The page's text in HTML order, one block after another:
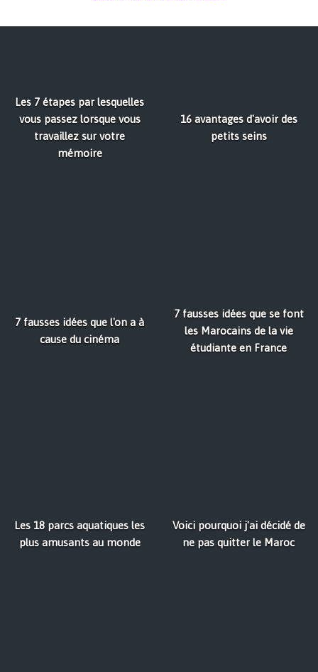
Les 7 étapes par lesquelles
vous passez lorsque vous
travaillez sur votre
mémoire
16 avantages d'avoir des
petits seins
7 fausses idées que l'on a à
cause du cinéma
7 fausses idées que se font
les Marocains de la vie
étudiante en France
Les 18 parcs aquatiques les
plus amusants au monde
Voici pourquoi j'ai décidé de
ne pas quitter le Maroc